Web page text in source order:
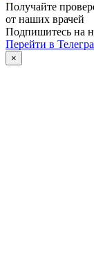
Получайте
от наших врачей
Подпишитесь на
Перейти в
×